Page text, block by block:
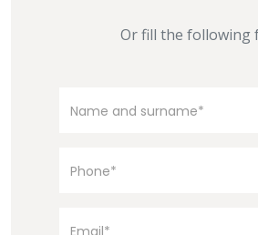
Or fill the following